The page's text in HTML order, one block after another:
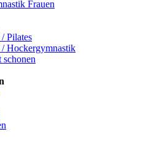
Frauen
Pilates
Hockergymnastik
schonen